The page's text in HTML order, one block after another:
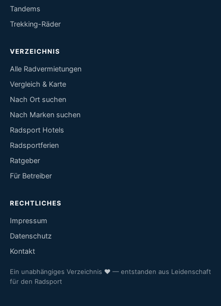
Tandems
Trekking-Räder
VERZEICHNIS
Alle Radvermietungen
Vergleich & Karte
Nach Ort suchen
Nach Marken suchen
Radsport Hotels
Radsportferien
Ratgeber
Für Betreiber
RECHTLICHES
Impressum
Datenschutz
Kontakt
Ein unabhängiges Verzeichnis ♥ — entstanden aus Leidenschaft
für den Radsport